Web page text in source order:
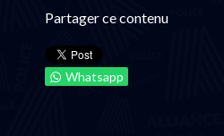
Partager ce contenu
Whatsapp